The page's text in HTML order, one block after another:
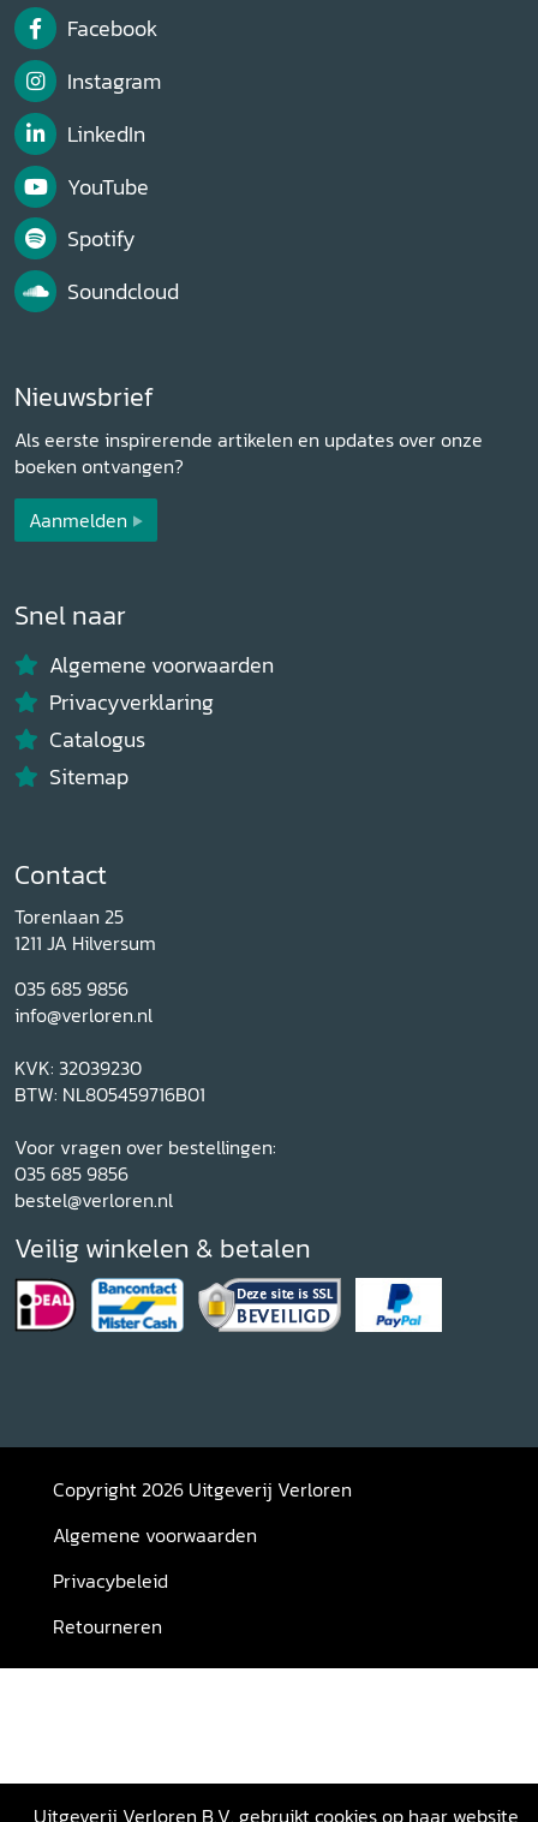
Facebook
Instagram
LinkedIn
YouTube
Spotify
Soundcloud
Nieuwsbrief
Als eerste inspirerende artikelen en updates over onze
boeken ontvangen?
Aanmelden
Snel naar
Algemene voorwaarden
Privacyverklaring
Catalogus
Sitemap
Contact
Torenlaan 25
1211 JA Hilversum
035 685 9856
info@verloren.nl
KVK: 32039230
BTW: NL805459716B01
Voor vragen over bestellingen:
035 685 9856
bestel@verloren.nl
Veilig winkelen & betalen
Copyright 2026 Uitgeverij Verloren
Algemene voorwaarden
Privacybeleid
Retourneren
Uitgeverij Verloren B.V. gebruikt cookies op haar website